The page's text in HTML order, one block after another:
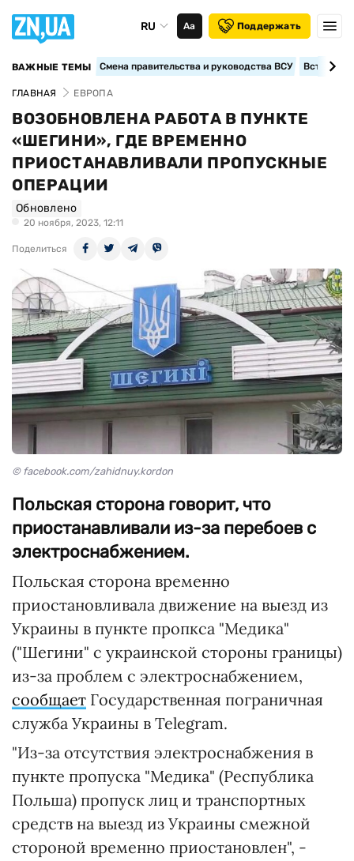
RU Аа Поддержать
ВАЖНЫЕ ТЕМЫ Смена правительства и руководства ВСУ
ГЛАВНАЯ ЕВРОПА
ВОЗОБНОВЛЕНА РАБОТА В ПУНКТЕ
«ШЕГИНИ», ГДЕ ВРЕМЕННО
ПРИОСТАНАВЛИВАЛИ ПРОПУСКНЫЕ
ОПЕРАЦИИ
Обновлено
20 ноября, 2023, 12:11
Поделиться
© facebook.com/zahidnuy.kordon
Польская сторона говорит, что
приостанавливали из-за перебоев с
электроснабжением.
Польская сторона временно
приостановливала движение на выезд из
Украины в пункте пропкса "Медика"
("Шегини" с украинской стороны границы)
из-за проблем с электроснабжением,
сообщает Государственная пограничная
служба Украины в Telegram.
"Из-за отсутствия электроснабжения в
пункте пропуска "Медика" (Республика
Польша) пропуск лиц и транспортных
средств на выезд из Украины смежной
стороной временно приостановлен", -